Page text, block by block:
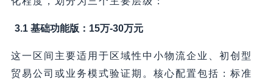
3.1 基础功能版：15万-30万元
这一区间主要适用于区域性中小物流企业、初创型
贸易公司或业务模式验证期。核心配置包括：标准